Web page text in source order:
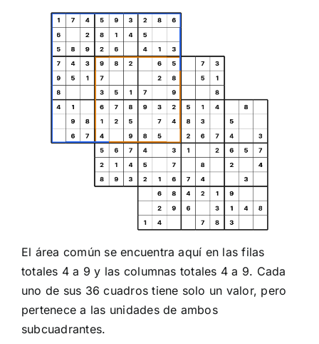
El área común se encuentra aquí en las filas
totales 4 a 9 y las columnas totales 4 a 9. Cada
uno de sus 36 cuadros tiene solo un valor, pero
pertenece a las unidades de ambos
subcuadrantes.